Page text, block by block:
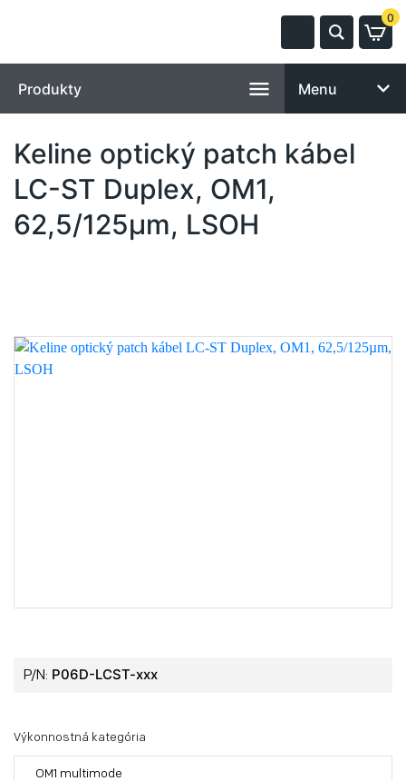
0
Produkty Menu
Keline optický patch kábel
LC-ST Duplex, OM1,
62,5/125µm, LSOH
P/N: P06D-LCST-xxx
Výkonnostná kategória
OM1 multimode